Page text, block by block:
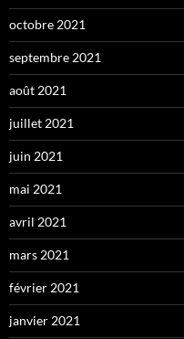
octobre 2021
septembre 2021
août 2021
juillet 2021
juin 2021
mai 2021
avril 2021
mars 2021
février 2021
janvier 2021